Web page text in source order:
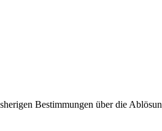
Bestimmungen über die